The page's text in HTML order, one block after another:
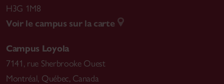
H3G 1M8
Voir le campus sur la carte
Campus Loyola
7141, rue Sherbrooke Ouest
Montréal, Québec, Canada